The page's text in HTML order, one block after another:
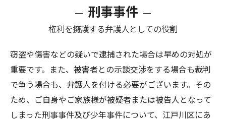
刑事事件
権利を擁護する弁護人としての役割
窃盗や傷害などの疑いで逮捕された場合は早めの対処が
重要です。また、被害者との示談交渉をする場合も裁判
で争う場合も、弁護人を付ける必要がございます。その
ため、ご自身やご家族様が被疑者または被告人となって
しまった刑事事件及び少年事件について、江戸川区にあ